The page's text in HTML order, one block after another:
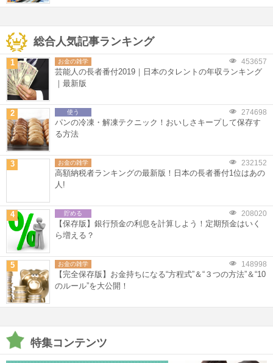
総合人気記事ランキング
1 お金の雑学 453657
芸能人の長者番付2019｜日本のタレントの年収ランキング
｜最新版
2 使う 274698
パンの冷凍・解凍テクニック！おいしさキープして保存す
る方法
3 お金の雑学 232152
高額納税者ランキングの最新版！日本の長者番付1位はあの
人!
4 貯める 208020
【保存版】銀行預金の利息を計算しよう！定期預金はいく
ら増える？
5 お金の雑学 148998
【完全保存版】お金持ちになる“方程式”＆“３つの方法”＆“10
のルール”を大公開！
特集コンテンツ